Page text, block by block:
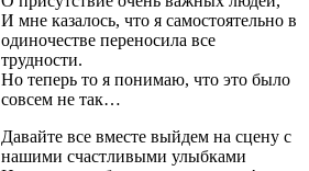
И мне казалось, что я самостоятельно в
одиночестве переносила все
трудности.
Но теперь то я понимаю, что это было
совсем не так…
Давайте все вместе выйдем на сцену с
нашими счастливыми улыбками